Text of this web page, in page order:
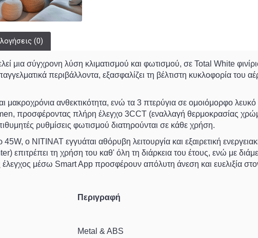
(0)
μια σύγχρονη λύση κλιματισμού και φωτισμού, σε Total White
περιβάλλοντα, εξασφαλίζει τη βέλτιστη κυκλοφορία
μακροχρόνια ανθεκτικότητα, ενώ τα 3 πτερύγια σε ομοιόμορφο
, προσφέροντας πλήρη έλεγχο 3CCT (εναλλαγή θερμοκρασίας
ρυθμίσεις φωτισμού διατηρούνται σε κάθε χρήση.
45W, ο NITINAT εγγυάται αθόρυβη λειτουργία και εξαιρετική
επιτρέπει τη χρήση του καθ' όλη τη διάρκεια του έτους, ενώ με
μέσω Smart App προσφέρουν απόλυτη άνεση και ευελιξία
Περιγραφή
Metal & ABS